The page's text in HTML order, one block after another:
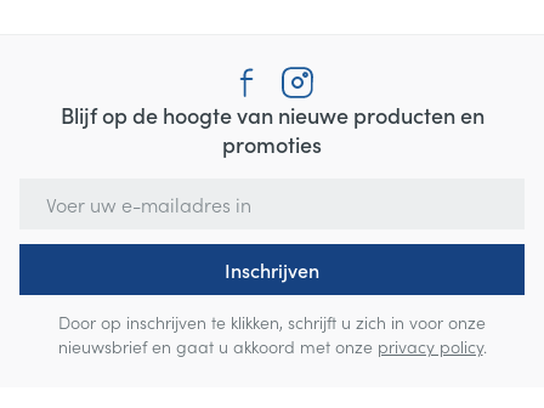
Blijf op de hoogte van nieuwe producten en
promoties
Inschrijven
Door op inschrijven te klikken, schrijft u zich in voor onze
nieuwsbrief en gaat u akkoord met onze privacy policy.